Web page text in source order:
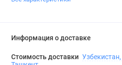
Информация о доставке
Стоимость доставки